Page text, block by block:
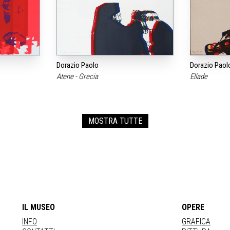
Dorazio Paolo
Atene - Grecia
Dorazio
Ellade
MOSTRA TUTTE
IL MUSEO
INFO
OPERE
GRAFICA